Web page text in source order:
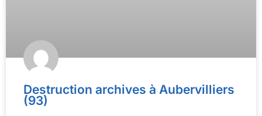
Destruction archives à Aubervilliers
(93)